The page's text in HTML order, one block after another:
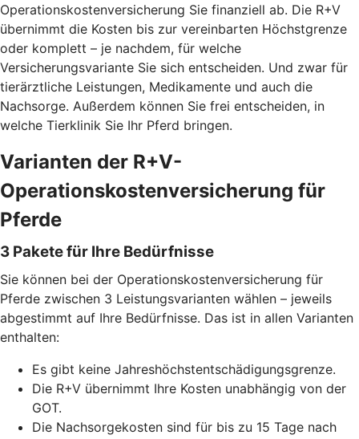
Operationskostenversicherung Sie finanziell ab. Die R+V
übernimmt die Kosten bis zur vereinbarten Höchstgrenze
oder komplett – je nachdem, für welche
Versicherungsvariante Sie sich entscheiden. Und zwar für
tierärztliche Leistungen, Medikamente und auch die
Nachsorge. Außerdem können Sie frei entscheiden, in
welche Tierklinik Sie Ihr Pferd bringen.
Varianten der R+V-
Operationskostenversicherung für
Pferde
3 Pakete für Ihre Bedürfnisse
Sie können bei der Operationskostenversicherung für
Pferde zwischen 3 Leistungsvarianten wählen – jeweils
abgestimmt auf Ihre Bedürfnisse. Das ist in allen Varianten
enthalten:
Es gibt keine Jahreshöchstentschädigungsgrenze.
Die R+V übernimmt Ihre Kosten unabhängig von der
GOT.
Die Nachsorgekosten sind für bis zu 15 Tage nach